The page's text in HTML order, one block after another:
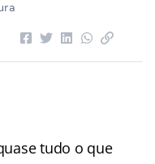
tudo o que